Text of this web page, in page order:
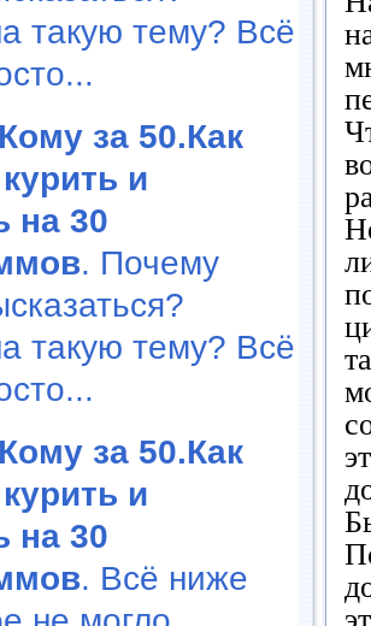
такую тему? Всё
Кому за 50.Как
и
на 30
. Почему
такую тему? Всё
Кому за 50.Как
и
на 30
. Всё ниже